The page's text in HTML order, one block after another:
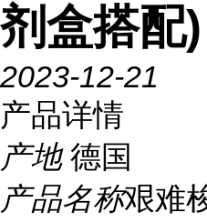
剂盒搭配)
2023-12-21
产品详情
产地 德国
产品名称艰难